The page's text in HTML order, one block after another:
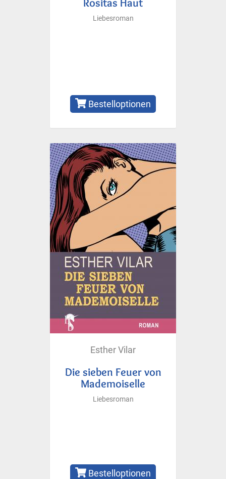
Liebesroman
Bestelloptionen
Esther Vilar
Die sieben Feuer von
Mademoiselle
Liebesroman
Bestelloptionen